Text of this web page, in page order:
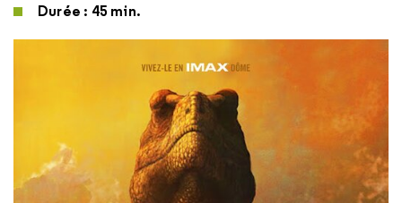
Durée : 45 min.